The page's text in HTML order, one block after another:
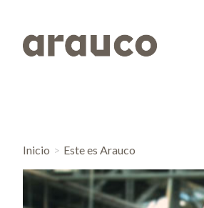
Inicio Este es Arauco